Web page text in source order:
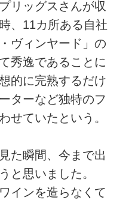
リッグスさんが収
、11カ所ある自社
ヴィンヤード」の
秀逸であることに
的に完熟するだけ
ターなど独特のフ
せていたという。
た瞬間、今まで出
と思いました。
インを造らなくて